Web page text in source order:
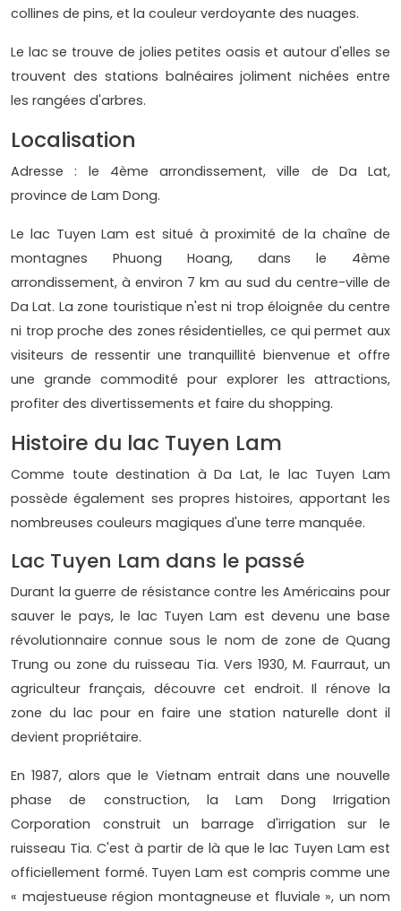
collines de pins, et la couleur verdoyante des nuages.
Le lac se trouve de jolies petites oasis et autour d'elles se
trouvent des stations balnéaires joliment nichées entre
les rangées d'arbres.
Localisation
Adresse : le 4ème arrondissement, ville de Da Lat,
province de Lam Dong.
Le lac Tuyen Lam est situé à proximité de la chaîne de
montagnes Phuong Hoang, dans le 4ème
arrondissement, à environ 7 km au sud du centre-ville de
Da Lat. La zone touristique n'est ni trop éloignée du centre
ni trop proche des zones résidentielles, ce qui permet aux
visiteurs de ressentir une tranquillité bienvenue et offre
une grande commodité pour explorer les attractions,
profiter des divertissements et faire du shopping.
Histoire du lac Tuyen Lam
Comme toute destination à Da Lat, le lac Tuyen Lam
possède également ses propres histoires, apportant les
nombreuses couleurs magiques d'une terre manquée.
Lac Tuyen Lam dans le passé
Durant la guerre de résistance contre les Américains pour
sauver le pays, le lac Tuyen Lam est devenu une base
révolutionnaire connue sous le nom de zone de Quang
Trung ou zone du ruisseau Tia. Vers 1930, M. Faurraut, un
agriculteur français, découvre cet endroit. Il rénove la
zone du lac pour en faire une station naturelle dont il
devient propriétaire.
En 1987, alors que le Vietnam entrait dans une nouvelle
phase de construction, la Lam Dong Irrigation
Corporation construit un barrage d'irrigation sur le
ruisseau Tia. C'est à partir de là que le lac Tuyen Lam est
officiellement formé. Tuyen Lam est compris comme une
« majestueuse région montagneuse et fluviale », un nom